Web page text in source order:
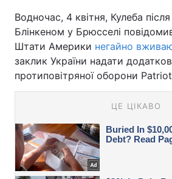
Водночас, 4 квітня, Кулеба після
Блінкеном у Брюсселі
Штати Америки негайно
заклик України надати
протиповітряної оборони